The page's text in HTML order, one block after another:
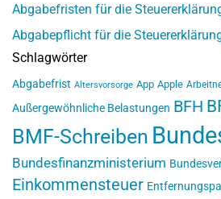
Abgabefristen für die
Abgabepflicht für die
Schlagwörter
Abgabefrist Altersvorsorge App Apple
Außergewöhnliche Belastungen BFH
BMF-Schreiben
Bundesfinanzministerium
Einkommensteuer